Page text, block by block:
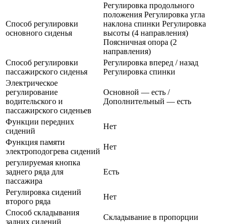
Способ регулировки
основного сиденья
Регулировка продольного
положения Регулировка угла
наклона спинки Регулировка
высоты (4 направления)
Поясничная опора (2
направления)
Способ регулировки
пассажирского сиденья
Регулировка вперед / назад
Регулировка спинки
Электрическое
регулирование
водительского и
пассажирского сиденьев
Основной — есть /
Дополнительный — есть
Функции передних
сидений
Нет
Функция памяти
электроподогрева сидений
Нет
регулируемая кнопка
заднего ряда для
пассажира
Есть
Регулировка сидений
второго ряда
Нет
Способ складывания
задних сидений
Складывание в пропорции